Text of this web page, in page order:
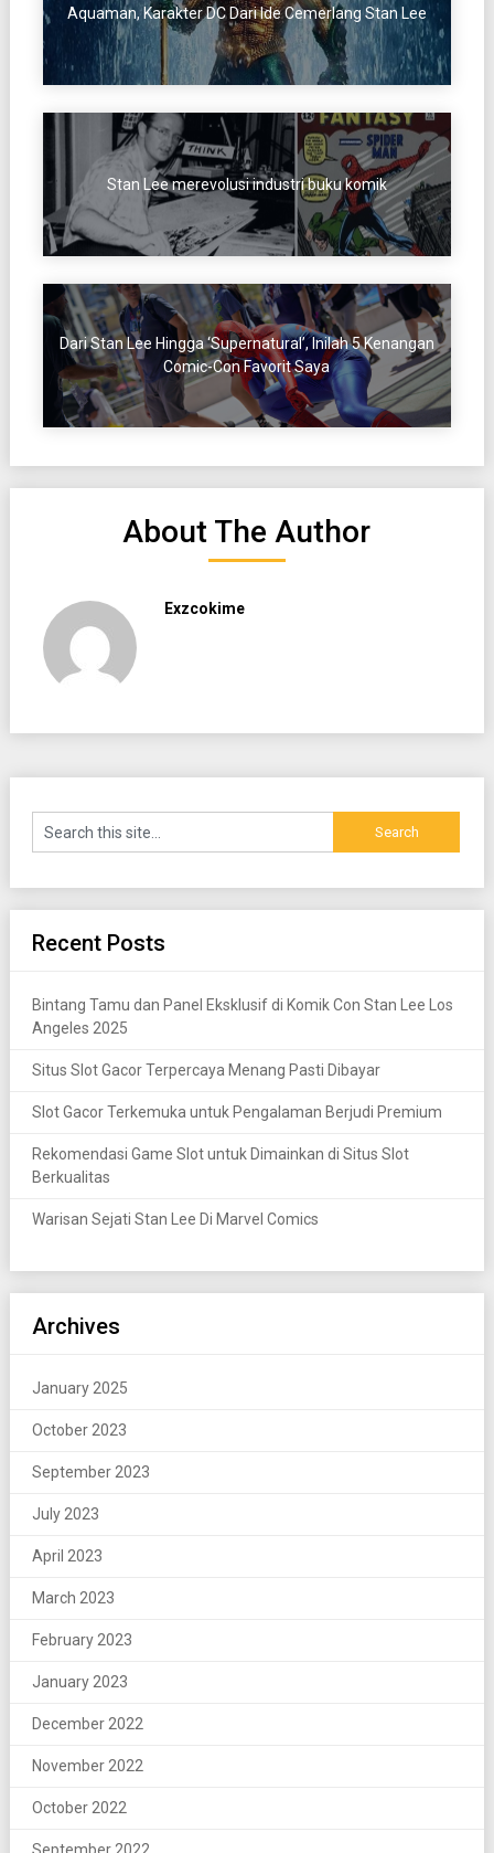
Aquaman, Karakter DC Dari Ide Cemerlang Stan Lee
Stan Lee merevolusi industri buku komik
Dari Stan Lee Hingga ‘Supernatural’, Inilah 5 Kenangan
Comic-Con Favorit Saya
About The Author
Exzcokime
Recent Posts
Bintang Tamu dan Panel Eksklusif di Komik Con Stan Lee Los
Angeles 2025
Situs Slot Gacor Terpercaya Menang Pasti Dibayar
Slot Gacor Terkemuka untuk Pengalaman Berjudi Premium
Rekomendasi Game Slot untuk Dimainkan di Situs Slot
Berkualitas
Warisan Sejati Stan Lee Di Marvel Comics
Archives
January 2025
October 2023
September 2023
July 2023
April 2023
March 2023
February 2023
January 2023
December 2022
November 2022
October 2022